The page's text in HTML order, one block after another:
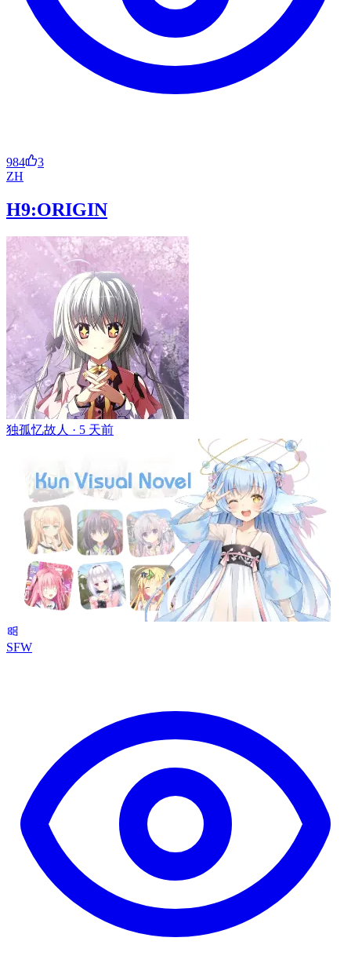
984
3
ZH
H9:ORIGIN
独孤忆故人 · 5 天前
SFW